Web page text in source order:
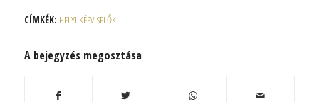
CÍMKÉK: HELYI KÉPVISELŐK
A bejegyzés megosztása